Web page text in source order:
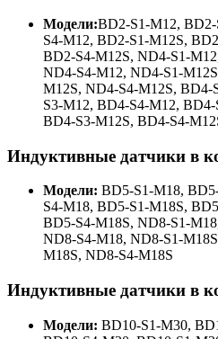
Модели:BD2-S1-M12,
S4-M12, BD2-S1-M12S,
BD2-S4-M12S, ND4-S1-
ND4-S4-M12, ND4-S1-
M12S, ND4-S4-M12S,
S3-M12, BD4-S4-M12,
BD4-S3-M12S, BD4-S4-
Индуктивные датчики в
Модели: BD5-S1-M18,
S4-M18, BD5-S1-M18S,
BD5-S4-M18S, ND8-S1-
ND8-S4-M18, ND8-S1-
M18S, ND8-S4-M18S
Индуктивные датчики в
Модели: BD10-S1-M30,